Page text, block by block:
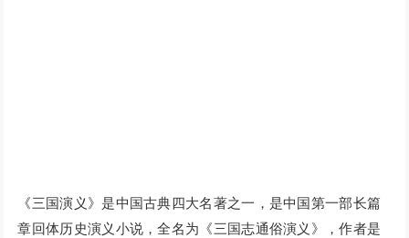
《三国演义》是中国古典四大名著之一，是中国第一部长篇
章回体历史演义小说，全名为《三国志通俗演义》，作者是